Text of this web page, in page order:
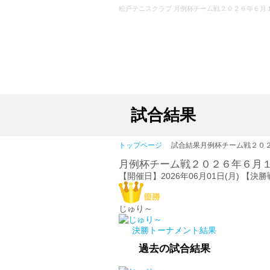
松戸テニスクラブ 月例杯チーム戦２０２６年６月
試合結果
トップページ 試合結果月例杯チーム戦２０
月例杯チーム戦２０２６年６月
【開催日】2026年06月01日(月) 【決
じゅり～
決勝トーナメント結果
過去の試合結果